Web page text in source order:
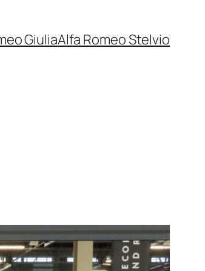
GiuliaAlfa Romeo Stelvio